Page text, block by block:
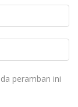
peramban ini